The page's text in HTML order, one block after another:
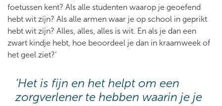
foetussen kent? Als alle studenten waarop je geoefend
hebt wit zijn? Als alle armen waar je op school in geprikt
hebt wit zijn? Alles, alles, alles is wit. En als je dan een
zwart kindje hebt, hoe beoordeel je dan in kraamweek of
het geel ziet?’
‘Het is fijn en het helpt om een
zorgverlener te hebben waarin je je